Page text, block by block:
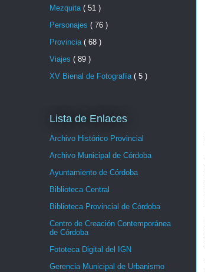
Mezquita ( 51 )
Personajes ( 76 )
Provincia ( 68 )
Viajes ( 89 )
XV Bienal de Fotografía ( 5 )
Lista de Enlaces
Archivo Histórico Provincial
Archivo Municipal de Córdoba
Ayuntamiento de Córdoba
Biblioteca Central
Biblioteca Provincial de Córdoba
Centro de Creación Contemporánea
de Córdoba
Fototeca Digital del IGN
Gerencia Municipal de Urbanismo